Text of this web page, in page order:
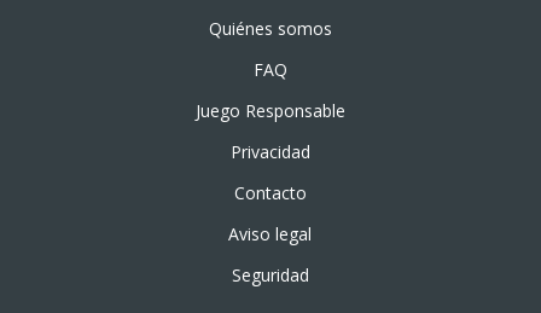
Quiénes somos
FAQ
Juego Responsable
Privacidad
Contacto
Aviso legal
Seguridad